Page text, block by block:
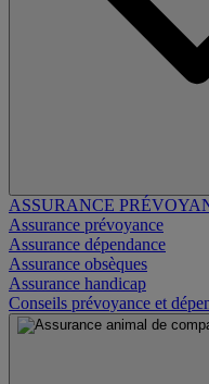
ASSURANCE
Assurance prévoyance
Assurance dépendance
Assurance obsèques
Assurance handicap
Conseils prévoyance et